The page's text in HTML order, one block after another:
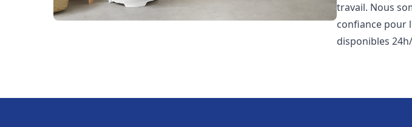
travail. Nous
confiance pour
disponibles